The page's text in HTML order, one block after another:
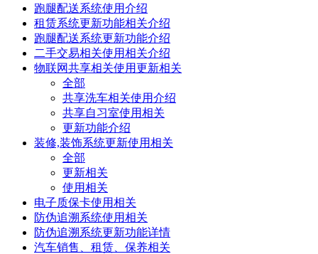
跑腿配送系统使用介绍
租赁系统更新功能相关介绍
跑腿配送系统更新功能介绍
二手交易相关使用相关介绍
物联网共享相关使用更新相关
全部
共享洗车相关使用介绍
共享自习室使用相关
更新功能介绍
装修,装饰系统更新使用相关
全部
更新相关
使用相关
电子质保卡使用相关
防伪追溯系统使用相关
防伪追溯系统更新功能详情
汽车销售、租赁、保养相关